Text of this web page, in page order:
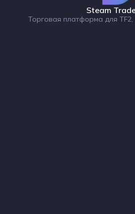
Steam
Торговая платформа для TF2,